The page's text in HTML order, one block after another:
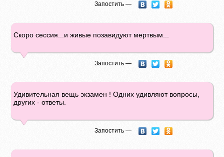
Запостить —
Скоро сессия...и живые позавидуют мертвым...
Запостить —
Удивительная вещь экзамен ! Одних удивляют вопросы,
других - ответы.
Запостить —